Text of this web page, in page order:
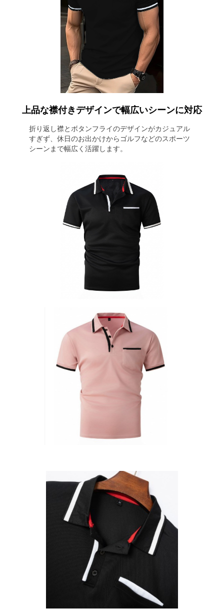
上品な襟付きデザインで幅広いシーンに対応
折り返し襟とボタンフライのデザインがカジュアル
すぎず、休日のお出かけからゴルフなどのスポーツ
シーンまで幅広く活躍します。